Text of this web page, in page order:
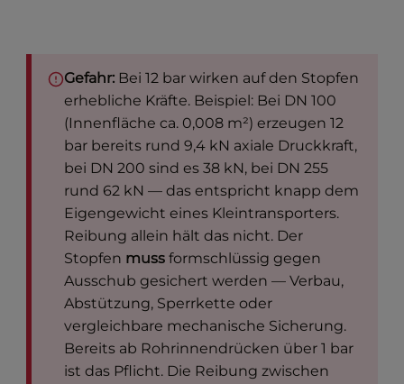
Gefahr: Bei 12 bar wirken auf den Stopfen
erhebliche Kräfte. Beispiel: Bei DN 100
(Innenfläche ca. 0,008 m²) erzeugen 12
bar bereits rund 9,4 kN axiale Druckkraft,
bei DN 200 sind es 38 kN, bei DN 255
rund 62 kN — das entspricht knapp dem
Eigengewicht eines Kleintransporters.
Reibung allein hält das nicht. Der
Stopfen muss formschlüssig gegen
Ausschub gesichert werden — Verbau,
Abstützung, Sperrkette oder
vergleichbare mechanische Sicherung.
Bereits ab Rohrinnendrücken über 1 bar
ist das Pflicht. Die Reibung zwischen